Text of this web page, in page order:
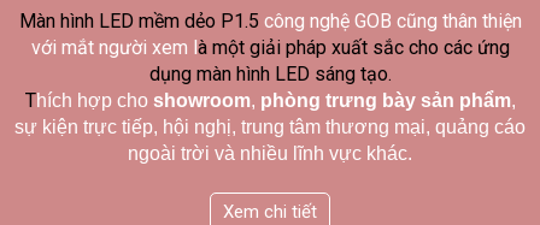
Màn hình LED mềm dẻo P1.5 công nghệ GOB cũng thân thiện
với mắt người xem l à một giải pháp xuất sắc cho các ứng
dụng màn hình LED sáng tạo.
Thích hợp cho showroom, phòng trưng bày sản phẩm,
sự kiện trực tiếp, hội nghị, trung tâm thương mại, quảng cáo
ngoài trời và nhiều lĩnh vực khác.
Xem chi tiết